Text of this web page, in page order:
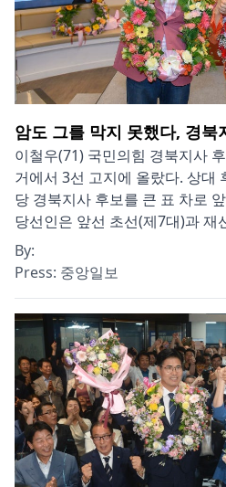
암도 그를 막지 못했다, 경북
이철우(71) 국민의힘 경북지사
거에서 3선 고지에 올랐다. 상대
당 경북지사 후보를 큰 표 차로
당선인은 앞선 초선(제7대)과 재
By:
Press: 중앙일보